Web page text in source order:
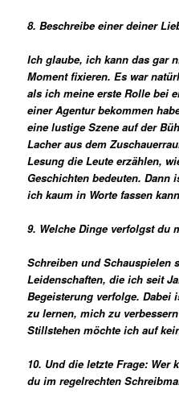
8. Beschreibe einer deiner
Ich glaube, ich kann das gar
Moment fixieren. Es war
als ich meine erste Rolle bei
einer Agentur bekommen
eine lustige Szene auf der
Lacher aus dem
Lesung die Leute erzählen,
Geschichten bedeuten. Dann
ich kaum in Worte fassen
9. Welche Dinge verfolgst du
Schreiben und Schauspielen
Leidenschaften, die ich seit
Begeisterung verfolge.
zu lernen, mich zu
Stillstehen möchte ich auf
10. Und die letzte Frage: Wer
du im regelrechten